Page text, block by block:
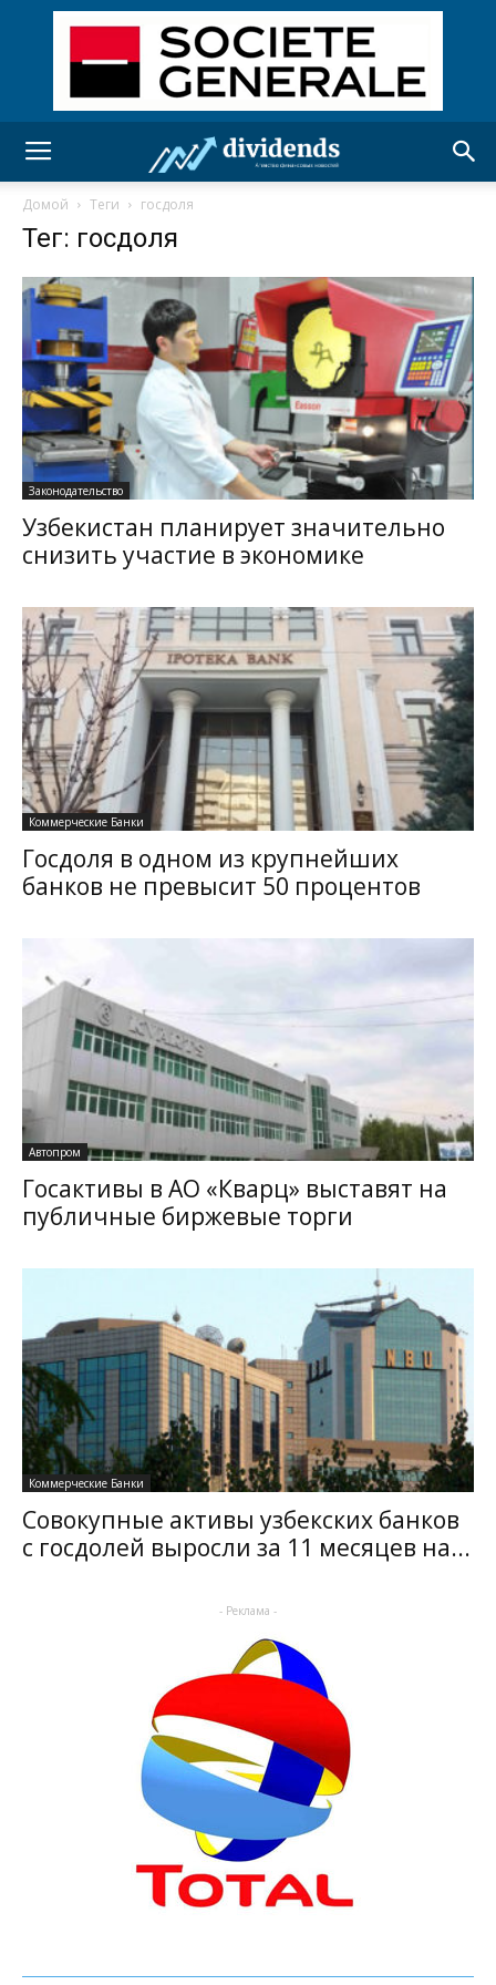
Домой Теги госдоля
Тег: госдоля
Законодательство
Узбекистан планирует значительно
снизить участие в экономике
Коммерческие Банки
Госдоля в одном из крупнейших
банков не превысит 50 процентов
Автопром
Госактивы в АО «Кварц» выставят на
публичные биржевые торги
Коммерческие Банки
Совокупные активы узбекских банков
с госдолей выросли за 11 месяцев на...
- Реклама -